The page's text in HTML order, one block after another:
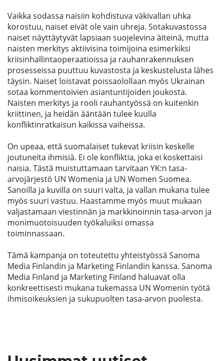
Vaikka sodassa naisiin kohdistuva väkivallan uhka
korostuu, naiset eivät ole vain uhreja. Sotakuvastossa
naiset näyttäytyvät lapsiaan suojelevina äiteinä, mutta
naisten merkitys aktiivisina toimijoina esimerkiksi
kriisinhallintaoperaatioissa ja rauhanrakennuksen
prosesseissa puuttuu kuvastosta ja keskustelusta lähes
täysin. Naiset loistavat poissaolollaan myös Ukrainan
sotaa kommentoivien asiantuntijoiden joukosta.
Naisten merkitys ja rooli rauhantyössä on kuitenkin
kriittinen, ja heidän ääntään tulee kuulla
konfliktinratkaisun kaikissa vaiheissa.
On upeaa, että suomalaiset tukevat kriisin keskelle
joutuneita ihmisiä. Ei ole konfliktia, joka ei koskettaisi
naisia. Tästä muistuttamaan tarvitaan YK:n tasa-
arvojärjestö UN Womenia ja UN Women Suomea.
Sanoilla ja kuvilla on suuri valta, ja vallan mukana tulee
myös suuri vastuu. Haastamme myös muut mukaan
valjastamaan viestinnän ja markkinoinnin tasa-arvon ja
monimuotoisuuden työkaluiksi omassa
toiminnassaan.
Tämä kampanja on toteutettu yhteistyössä Sanoma
Media Finlandin ja Marketing Finlandin kanssa. Sanoma
Media Finland ja Marketing Finland haluavat olla
konkreettisesti mukana tukemassa UN Womenin työtä
ihmisoikeuksien ja sukupuolten tasa-arvon puolesta.